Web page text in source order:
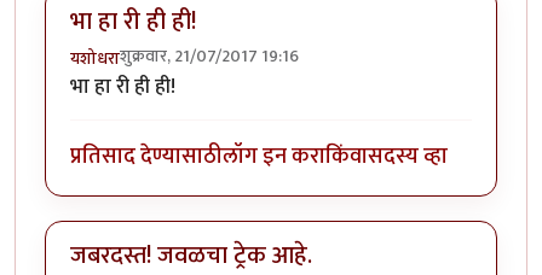
भा हा री ही ही!
यशोधराशुक्रवार, 21/07/2017 19:16
भा हा री ही ही!
प्रतिसाद देण्यासाठीलॉग इन कराकिंवासदस्य व्हा
जबरदस्त! जवळचा ट्रेक आहे.